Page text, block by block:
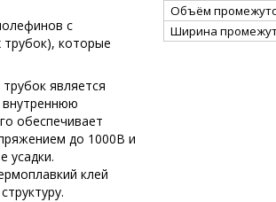
с
которые
является
внутреннюю
обеспечивает
до 1000В и
усадки.
клей
Объём
Ширина